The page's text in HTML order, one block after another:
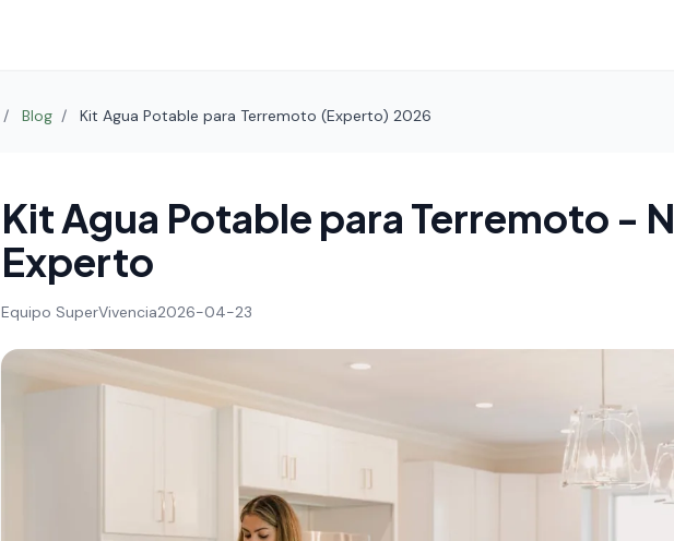
/ Blog / Kit Agua Potable para Terremoto (Experto) 2026
Kit Agua Potable para Terremoto -
Experto
Equipo SuperVivencia2026-04-23